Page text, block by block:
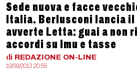
Sede nuova e facce
Italia. Berlusconi lancia il
avverte Letta: guai a non
accordi su Imu e tasse
di REDAZIONE ON-LINE
19/09/2013 20:55